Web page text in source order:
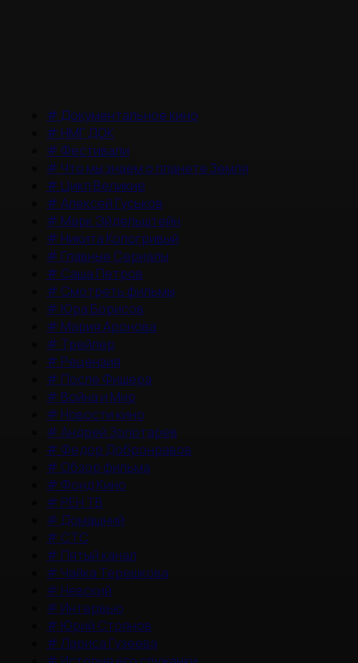
# Документальное кино
# НМГ ДОК
# Фестивали
# Что мы знаем о планете Земля
# Цикл Великие
#Алексей Гуськов
# Марк Эйдельштейн
# Никита Кологривый
# Главные Сериалы
# Саша Петров
# Смотреть фильмы
# Юра Борисов
# Мария Аронова
# Трейлер
# Рецензия
# После Фишера
# Война и Мир
# Новости кино
#Андрей Золотарев
# Федор Добронравов
# Обзор фильма
# Фонд Кино
# РЕН ТВ
# Домашний
# СТС
# Пятый канал
# Чайка Терешкова
# Невский
# Интервью
# Юрий Стоянов
#Лариса Гузеева